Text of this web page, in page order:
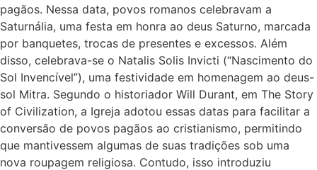
pagãos. Nessa data, povos romanos celebravam a
Saturnália, uma festa em honra ao deus Saturno, marcada
por banquetes, trocas de presentes e excessos. Além
disso, celebrava-se o Natalis Solis Invicti (“Nascimento do
Sol Invencível”), uma festividade em homenagem ao deus-
sol Mitra. Segundo o historiador Will Durant, em The Story
of Civilization, a Igreja adotou essas datas para facilitar a
conversão de povos pagãos ao cristianismo, permitindo
que mantivessem algumas de suas tradições sob uma
nova roupagem religiosa. Contudo, isso introduziu